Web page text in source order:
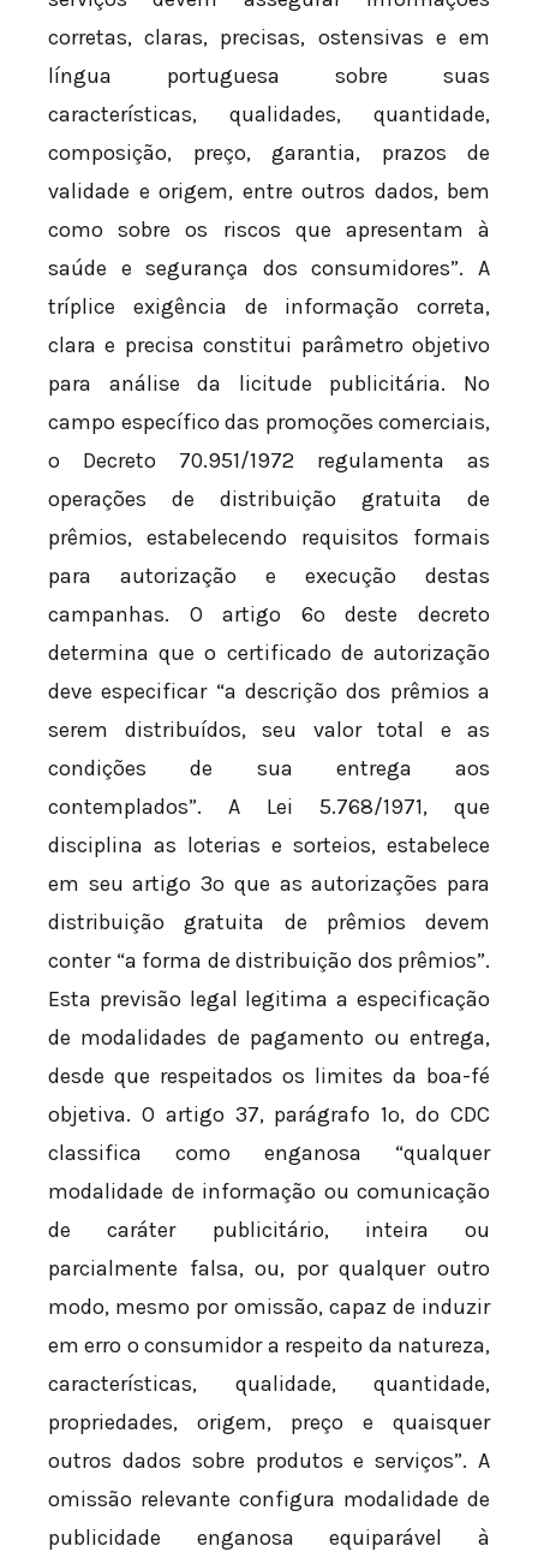
corretas, claras, precisas, ostensivas e em
língua portuguesa sobre suas
características, qualidades, quantidade,
composição, preço, garantia, prazos de
validade e origem, entre outros dados, bem
como sobre os riscos que apresentam à
saúde e segurança dos consumidores”. A
tríplice exigência de informação correta,
clara e precisa constitui parâmetro objetivo
para análise da licitude publicitária. No
campo específico das promoções comerciais,
o Decreto 70.951/1972 regulamenta as
operações de distribuição gratuita de
prêmios, estabelecendo requisitos formais
para autorização e execução destas
campanhas. O artigo 6º deste decreto
determina que o certificado de autorização
deve especificar “a descrição dos prêmios a
serem distribuídos, seu valor total e as
condições de sua entrega aos
contemplados”. A Lei 5.768/1971, que
disciplina as loterias e sorteios, estabelece
em seu artigo 3º que as autorizações para
distribuição gratuita de prêmios devem
conter “a forma de distribuição dos prêmios”.
Esta previsão legal legitima a especificação
de modalidades de pagamento ou entrega,
desde que respeitados os limites da boa-fé
objetiva. O artigo 37, parágrafo 1º, do CDC
classifica como enganosa “qualquer
modalidade de informação ou comunicação
de caráter publicitário, inteira ou
parcialmente falsa, ou, por qualquer outro
modo, mesmo por omissão, capaz de induzir
em erro o consumidor a respeito da natureza,
características, qualidade, quantidade,
propriedades, origem, preço e quaisquer
outros dados sobre produtos e serviços”. A
omissão relevante configura modalidade de
publicidade enganosa equiparável à